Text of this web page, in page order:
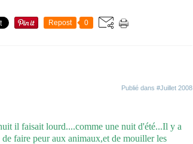
Repost 0
Publié dans #Juillet 2008
il faisait lourd....comme une nuit d'été...Il y a
faire peur aux animaux,et de mouiller les